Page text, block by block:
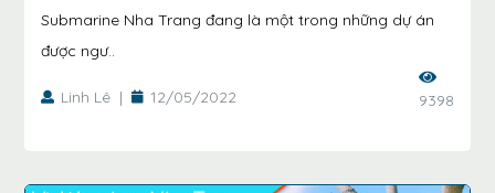
Submarine Nha Trang đang là một trong những dự án
được ngư..
Linh Lê | 12/05/2022 9398